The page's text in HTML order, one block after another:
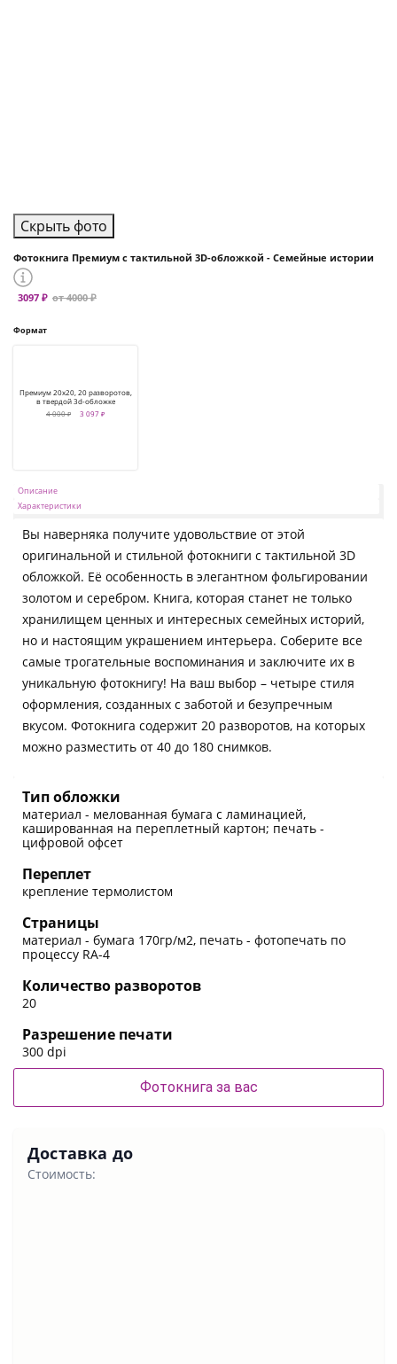
Скрыть фото
Фотокнига Премиум с тактильной 3D-обложкой - Семейные истории
3097 ₽ от 4000 ₽
Формат
Премиум 20x20, 20 разворотов,
в твердой 3d-обложке
4 000 ₽
3 097 ₽
Описание
Характеристики
Вы наверняка получите удовольствие от этой
оригинальной и стильной фотокниги с тактильной 3D
обложкой. Её особенность в элегантном фольгировании
золотом и серебром. Книга, которая станет не только
хранилищем ценных и интересных семейных историй,
но и настоящим украшением интерьера. Соберите все
самые трогательные воспоминания и заключите их в
уникальную фотокнигу! На ваш выбор – четыре стиля
оформления, созданных с заботой и безупречным
вкусом. Фотокнига содержит 20 разворотов, на которых
можно разместить от 40 до 180 снимков.
Тип обложки
материал - мелованная бумага с ламинацией,
кашированная на переплетный картон; печать -
цифровой офсет
Переплет
крепление термолистом
Страницы
материал - бумага 170гр/м2, печать - фотопечать по
процессу RA-4
Количество разворотов
20
Разрешение печати
300 dpi
Фотокнига за вас
Доставка до
Стоимость: